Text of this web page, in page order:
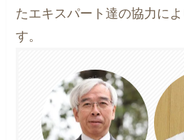
たエキスパート達の協力に
す。